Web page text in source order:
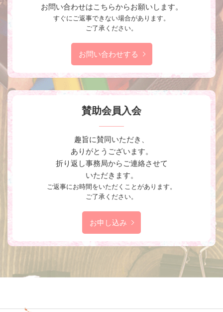
お問い合わせはこちらからお願いします。
すぐにご返事できない場合があります。
ご了承ください。
お問い合わせする
賛助会員入会
趣旨に賛同いただき、
ありがとうございます。
折り返し事務局からご連絡させて
いただきます。
ご返事にお時間をいただくことがあります。
ご了承ください。
お申し込み